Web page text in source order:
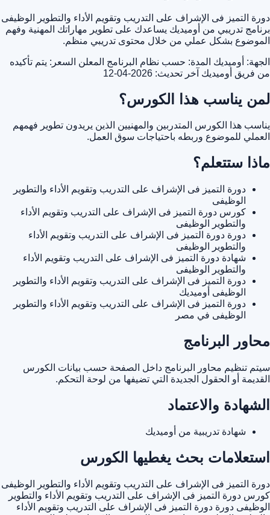
دورة التميز فى الإشراف على التدريب وتقويم الأداء والتطوير الوظيفى
برنامج تدريبي من أوميديك يساعدك على تطوير مهاراتك المهنية وفهم
الموضوع بشكل عملي من خلال محتوى تدريبي منظم.
الجهة: أوميديك المدة: حسب نظام البرنامج المعلن السعر: يتم تأكيده
من فريق أوميديك آخر تحديث: 2026-04-12
لمن يناسب هذا الكورس؟
يناسب هذا الكورس المتدربين والمهنيين الذين يريدون تطوير فهمهم
العملي للموضوع وربطه باحتياجات سوق العمل.
ماذا ستتعلم؟
دورة التميز فى الإشراف على التدريب وتقويم الأداء والتطوير
الوظيفى
كورس دورة التميز فى الإشراف على التدريب وتقويم الأداء
والتطوير الوظيفى
دورة دورة التميز فى الإشراف على التدريب وتقويم الأداء
والتطوير الوظيفى
شهادة دورة التميز فى الإشراف على التدريب وتقويم الأداء
والتطوير الوظيفى
دورة التميز فى الإشراف على التدريب وتقويم الأداء والتطوير
الوظيفى أوميديك
دورة التميز فى الإشراف على التدريب وتقويم الأداء والتطوير
الوظيفى في مصر
محاور البرنامج
سيتم تنظيم محاور البرنامج داخل الصفحة حسب بيانات الكورس
القديمة أو الحقول الجديدة التي تضيفها من لوحة التحكم.
الشهادة والاعتماد
شهادة تدريبية من أوميديك
استعلامات بحث يغطيها الكورس
دورة التميز فى الإشراف على التدريب وتقويم الأداء والتطوير الوظيفى
كورس دورة التميز فى الإشراف على التدريب وتقويم الأداء والتطوير
الوظيفى دورة دورة التميز فى الإشراف على التدريب وتقويم الأداء